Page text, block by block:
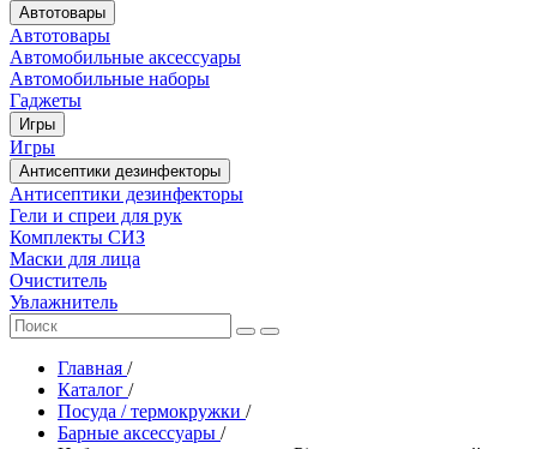
Автотовары
Автотовары
Автомобильные аксессуары
Автомобильные наборы
Гаджеты
Игры
Игры
Антисептики дезинфекторы
Антисептики дезинфекторы
Гели и спреи для рук
Комплекты СИЗ
Маски для лица
Очиститель
Увлажнитель
Главная /
Каталог /
Посуда / термокружки /
Барные аксессуары /